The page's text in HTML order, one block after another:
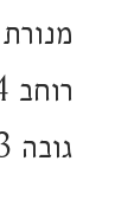
רוחב 24 ס"מ
גובה 13 ס"מ